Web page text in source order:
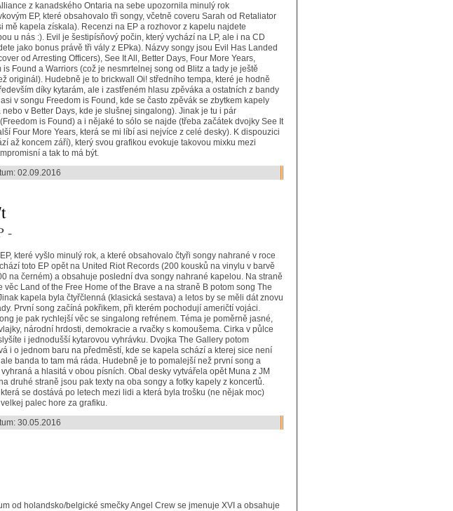
z kanadského Ontaria na sebe upozornila minulý rok
EP, které obsahovalo tři songy, včetně coveru Sarah od Retaliator
mě kapela získala). Recenzi na EP a rozhovor z kapelu najdete
u nás :). Evil je šestipísňový počin, který vychází na LP, ale i na CD
jako bonus právě tři vály z EPka). Názvy songy jsou Evil Has Landed
od Arresting Officers), See It All, Better Days, Four More Years,
is Found a Warriors (což je nesmrtelnej song od Blitz a tady je ještě
originál). Hudebně je to brickwall Oi! středního tempa, které je hodně
díky kytarám, ale i zastřeném hlasu zpěváka a ostatních z bandy
v songu Freedom is Found, kde se často zpěvák se zbytkem kapely
nebo v Better Days, kde je slušnej singalong). Jinak je tu i pár
is Found) a i nějaké to sólo se najde (třeba začátek dvojky See It
Four More Years, která se mi líbí asi nejvíce z celé desky). K dispouzici
až koncem září), který svou grafikou evokuje takovou mixku mezi
a tak to má být.
02.09.2016
-
které vyšlo minulý rok, a které obsahovalo čtyři songy nahrané v roce
toto EP opět na United Riot Records (200 kousků na vinylu v barvě
na černém) a obsahuje poslední dva songy nahrané kapelou. Na straně
věc Land of the Free Home of the Brave a na straně B potom song The
kapela byla čtyřčlenná (klasická sestava) a letos by se měli dát znovu
První song začíná pokřikem, při kterém pochodují američtí vojáci.
je pak rychlejší věc se singalong refrénem. Téma je poměrně jasné,
národní hrdosti, demokracie a rvačky s komoušema. Cirka v půlce
i jednodušší kytarovou vyhrávku. Dvojka The Gallery potom
i o jednom baru na předměstí, kde se kapela schází a kterej sice není
banda to tam má ráda. Hudebně je to pomalejší než první song a
a hlasitá v obou písních. Obal desky vytvářela opět Muna z JM
druhé straně jsou pak texty na oba songy a fotky kapely z koncertů.
se dostává po letech mezi lidi a která byla trošku (ne nějak moc)
palec hore za grafiku.
30.05.2016
od holandsko/belgické smečky Angel Crew se jmenuje XVI a obsahuje